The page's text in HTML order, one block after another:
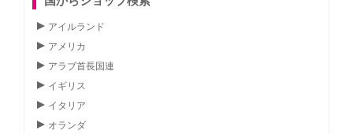
アイルランド
アメリカ
アラブ首長国連
イギリス
イタリア
オランダ